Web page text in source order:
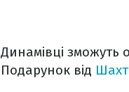
Динамівці зможуть
Подарунок від